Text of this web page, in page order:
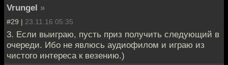
Vrungel »
#29 | 23.11.16 05:35
3. Если выиграю, пусть приз получить следующий в
очереди. Ибо не явлюсь аудиофилом и играю из
чистого интереса к везению.)